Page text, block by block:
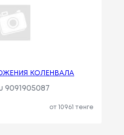
КОЛЕНВАЛА
9091905087
от 10961 тенге